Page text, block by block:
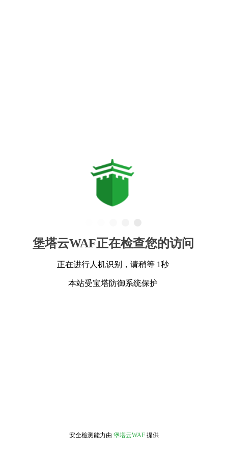
堡塔云WAF正在检查您的访问
正在进行人机识别，请稍等 1秒
本站受宝塔防御系统保护
安全检测能力由 堡塔云WAF 提供